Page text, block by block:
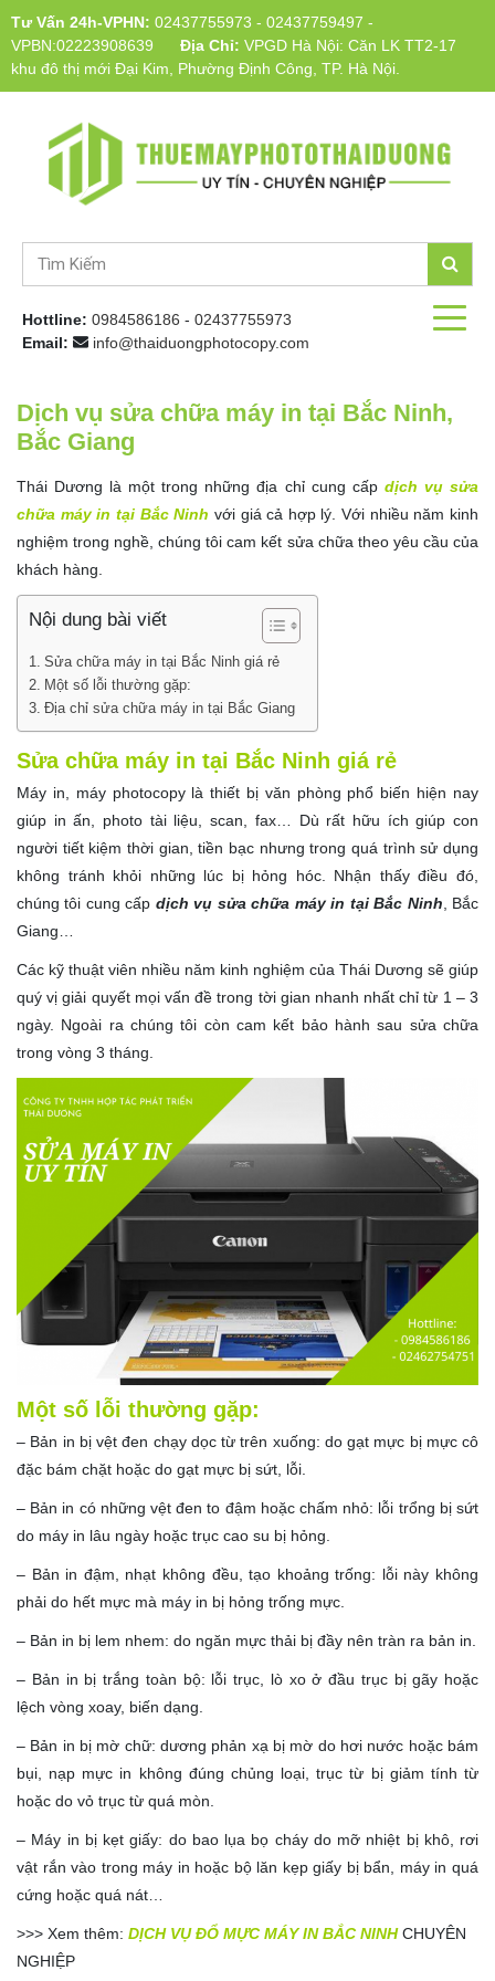
Tư Vấn 24h-VPHN: 02437755973 - 02437759497 -
VPBN:02223908639
Địa Chỉ: VPGD Hà Nội: Căn LK TT2-17
khu đô thị mới Đại Kim, Phường Định Công, TP. Hà Nội.
Hottline: 0984586186 - 02437755973
Email:
info@thaiduongphotocopy.com
Dịch vụ sửa chữa máy in tại Bắc Ninh,
Bắc Giang
Thái Dương là một trong những địa chỉ cung cấp dịch vụ sửa
chữa máy in tại Bắc Ninh với giá cả hợp lý. Với nhiều năm kinh
nghiệm trong nghề, chúng tôi cam kết sửa chữa theo yêu cầu của
khách hàng.
Nội dung bài viết
Sửa chữa máy in tại Bắc Ninh giá rẻ
Một số lỗi thường gặp:
Địa chỉ sửa chữa máy in tại Bắc Giang
Sửa chữa máy in tại Bắc Ninh giá rẻ
Máy in, máy photocopy là thiết bị văn phòng phổ biến hiện nay
giúp in ấn, photo tài liệu, scan, fax… Dù rất hữu ích giúp con
người tiết kiệm thời gian, tiền bạc nhưng trong quá trình sử dụng
không tránh khỏi những lúc bị hỏng hóc. Nhận thấy điều đó,
chúng tôi cung cấp dịch vụ sửa chữa máy in tại Bắc Ninh , Bắc
Giang…
Các kỹ thuật viên nhiều năm kinh nghiệm của Thái Dương sẽ giúp
quý vị giải quyết mọi vấn đề trong tời gian nhanh nhất chỉ từ 1 – 3
ngày. Ngoài ra chúng tôi còn cam kết bảo hành sau sửa chữa
trong vòng 3 tháng.
Một số lỗi thường gặp:
– Bản in bị vệt đen chạy dọc từ trên xuống: do gạt mực bị mực cô
đặc bám chặt hoặc do gạt mực bị sứt, lỗi.
– Bản in có những vệt đen to đậm hoặc chấm nhỏ: lỗi trổng bị sứt
do máy in lâu ngày hoặc trục cao su bị hỏng.
– Bản in đậm, nhạt không đều, tạo khoảng trống: lỗi này không
phải do hết mực mà máy in bị hỏng trống mực.
– Bản in bị lem nhem: do ngăn mực thải bị đầy nên tràn ra bản in.
– Bản in bị trắng toàn bộ: lỗi trục, lò xo ở đầu trục bị gãy hoặc
lệch vòng xoay, biến dạng.
– Bản in bị mờ chữ: dương phản xạ bị mờ do hơi nước hoặc bám
bụi, nạp mực in không đúng chủng loại, trục từ bị giảm tính từ
hoặc do vỏ trục từ quá mòn.
– Máy in bị kẹt giấy: do bao lụa bọ cháy do mỡ nhiệt bị khô, rơi
vật rắn vào trong máy in hoặc bộ lăn kẹp giấy bị bẩn, máy in quá
cứng hoặc quá nát…
>>> Xem thêm: DỊCH VỤ ĐỔ MỰC MÁY IN BẮC NINH CHUYÊN
NGHIỆP